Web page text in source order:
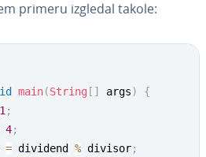
primeru izgledal takole:
main(String [ ] args)
{
;
4;
= dividend % divisor;